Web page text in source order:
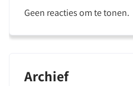
Geen reacties om te tonen.
Archief